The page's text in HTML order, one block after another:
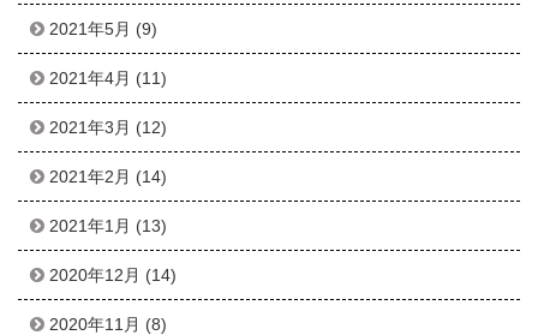
2021年5月 (9)
2021年4月 (11)
2021年3月 (12)
2021年2月 (14)
2021年1月 (13)
2020年12月 (14)
2020年11月 (8)